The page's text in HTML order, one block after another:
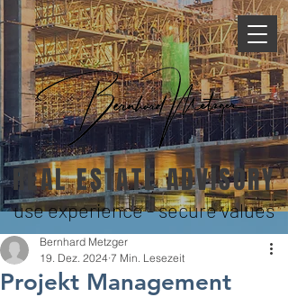
use experience - secure values
REAL ESTATE ADVISORY
Projekt Management
Bernhard Metzger
19. Dez. 2024 7 Min. Lesezeit